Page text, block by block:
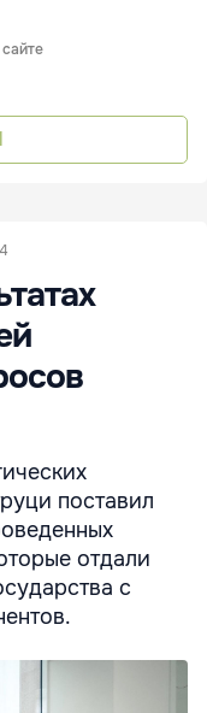
поставил
отдали
с